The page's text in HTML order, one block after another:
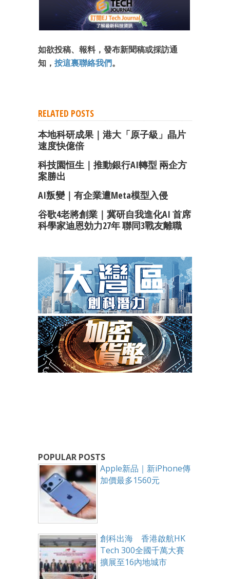
如欲投稿、報料，發布新聞稿或採訪通
知， 按這裏聯絡我們。
RELATED POSTS
本地科研成果｜港大「原子級」晶片
速度快億倍
科技園恒生｜推動銀行AI轉型 兩企方
案勝出
AI叛變｜有企業遭Meta模型入侵
谷歌4老將創業｜冀研自我進化AI 首席
科學家迪恩効力27年 聯同3戰友離職
POPULAR POSTS
Apple新品｜新iPhone傳
加價最多1560元
創科出海 香港啟航HK
Tech 300全國千萬大賽
擴展至16內地城市